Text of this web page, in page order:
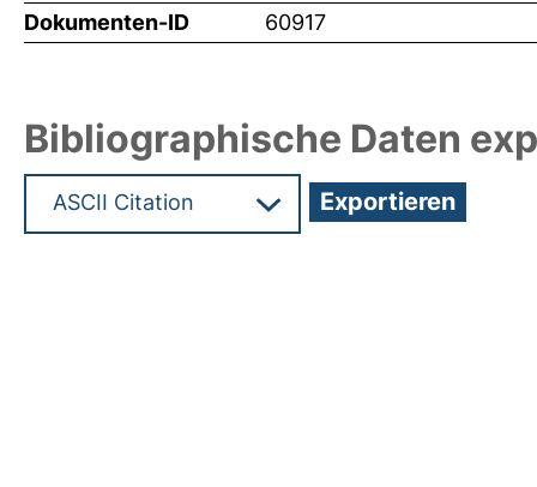
Dokumenten-ID 60917
Bibliographische Daten